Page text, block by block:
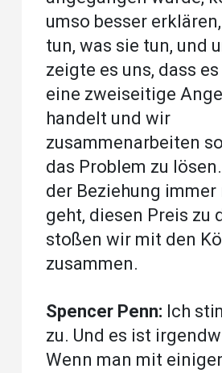
umso besser
tun, was sie tun, und
zeigte es uns, dass
eine zweiseitige
handelt und wir
zusammenarbeiten
das Problem zu
der Beziehung immer
geht, diesen Preis zu
stoßen wir mit den
zusammen.
Spencer Penn: Ich
zu. Und es ist
Wenn man mit